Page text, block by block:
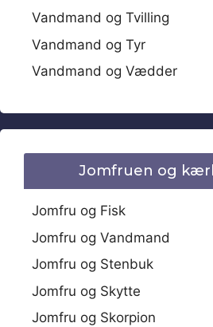
Vandmand og Tvilling
Vandmand og Tyr
Vandmand og Vædder
Jomfruen og
Jomfru og Fisk
Jomfru og Vandmand
Jomfru og Stenbuk
Jomfru og Skytte
Jomfru og Skorpion